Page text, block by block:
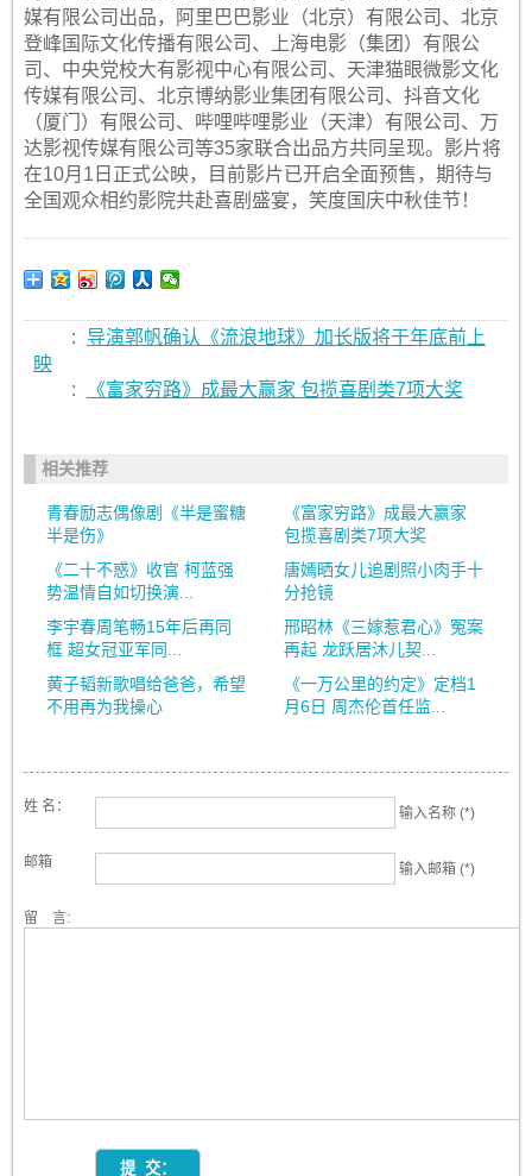
媒有限公司出品，阿里巴巴影业（北京）有限公司、北京
登峰国际文化传播有限公司、上海电影（集团）有限公
司、中央党校大有影视中心有限公司、天津猫眼微影文化
传媒有限公司、北京博纳影业集团有限公司、抖音文化
（厦门）有限公司、哔哩哔哩影业（天津）有限公司、万
达影视传媒有限公司等35家联合出品方共同呈现。影片将
在10月1日正式公映，目前影片已开启全面预售，期待与
全国观众相约影院共赴喜剧盛宴，笑度国庆中秋佳节！
:
导演郭帆确认《流浪地球》加长版将于年底前上
映
:
《富家穷路》成最大赢家 包揽喜剧类7项大奖
相关推荐
青春励志偶像剧《半是蜜糖
半是伤》
《富家穷路》成最大赢家
包揽喜剧类7项大奖
《二十不惑》收官 柯蓝强
势温情自如切换演...
唐嫣晒女儿追剧照小肉手十
分抢镜
李宇春周笔畅15年后再同
框 超女冠亚军同...
邢昭林《三嫁惹君心》冤案
再起 龙跃居沐儿契...
黄子韬新歌唱给爸爸，希望
不用再为我操心
《一万公里的约定》定档1
月6日 周杰伦首任监...
姓 名： 输入名称 (*)
邮箱 输入邮箱 (*)
留 言: